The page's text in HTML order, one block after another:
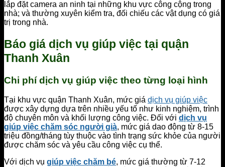
lắp đặt camera an ninh tại những khu vực công cộng trong
nhà; và thường xuyên kiểm tra, đối chiếu các vật dụng có giá
trị trong nhà.
Báo giá dịch vụ giúp việc tại quận
Thanh Xuân
Chi phí dịch vụ giúp việc theo từng loại hình
Tại khu vực quận Thanh Xuân, mức giá dịch vụ giúp việc
được xây dựng dựa trên nhiều yếu tố như kinh nghiệm, trình
độ chuyên môn và khối lượng công việc. Đối với dịch vụ
giúp việc chăm sóc người già, mức giá dao động từ 8-15
triệu đồng/tháng tùy thuộc vào tình trạng sức khỏe của người
được chăm sóc và yêu cầu công việc cụ thể.
Với dịch vụ giúp việc chăm bé, mức giá thường từ 7-12